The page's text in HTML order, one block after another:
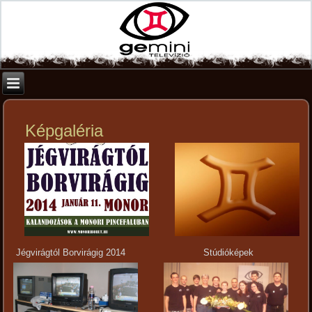
Képgaléria
Jégvirágtól Borvirágig 2014 Stúdióképek